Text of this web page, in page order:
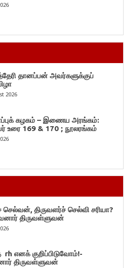
தானப்பன் அவர்களுக்குப்
2026
கழகம் – இணைய அரங்கம்:
உரை 169 & 170 ; நூலரங்கம்
செல்வன், திருவளர்ச் செல்வி சரியா?
திருவள்ளுவன்
எனக் குறிப்பிடுவோம்!-
திருவள்ளுவன்